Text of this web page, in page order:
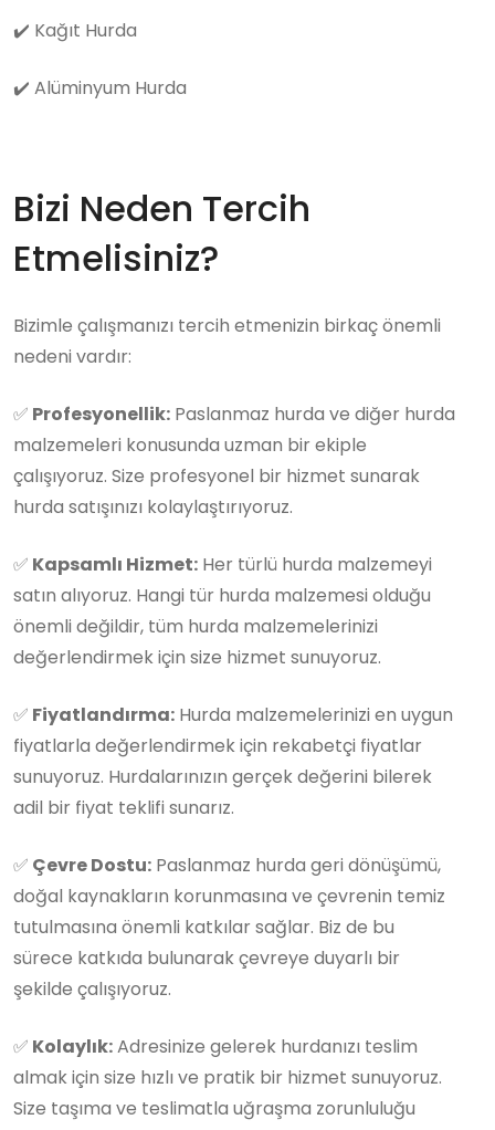
✔️ Kağıt Hurda
✔️ Alüminyum Hurda
Bizi Neden Tercih
Etmelisiniz?
Bizimle çalışmanızı tercih etmenizin birkaç önemli
nedeni vardır:
✅ Profesyonellik: Paslanmaz hurda ve diğer hurda
malzemeleri konusunda uzman bir ekiple
çalışıyoruz. Size profesyonel bir hizmet sunarak
hurda satışınızı kolaylaştırıyoruz.
✅ Kapsamlı Hizmet: Her türlü hurda malzemeyi
satın alıyoruz. Hangi tür hurda malzemesi olduğu
önemli değildir, tüm hurda malzemelerinizi
değerlendirmek için size hizmet sunuyoruz.
✅ Fiyatlandırma: Hurda malzemelerinizi en uygun
fiyatlarla değerlendirmek için rekabetçi fiyatlar
sunuyoruz. Hurdalarınızın gerçek değerini bilerek
adil bir fiyat teklifi sunarız.
✅ Çevre Dostu: Paslanmaz hurda geri dönüşümü,
doğal kaynakların korunmasına ve çevrenin temiz
tutulmasına önemli katkılar sağlar. Biz de bu
sürece katkıda bulunarak çevreye duyarlı bir
şekilde çalışıyoruz.
✅ Kolaylık:Adresinize gelerek hurdanızı teslim
almak için size hızlı ve pratik bir hizmet sunuyoruz.
Size taşıma ve teslimatla uğraşma zorunluluğu